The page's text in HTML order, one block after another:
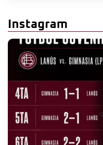
Instagram